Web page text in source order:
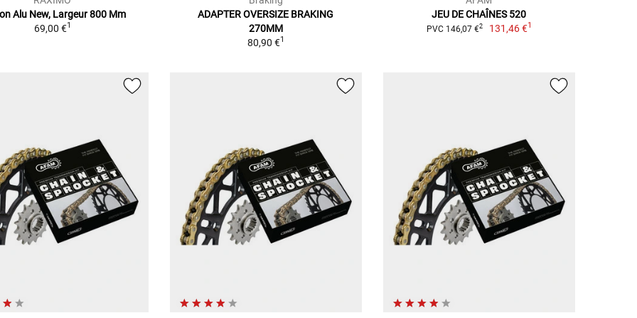
Alu New, Largeur 800 Mm
69,00 €1
ADAPTER OVERSIZE BRAKING
270MM
80,90 €1
JEU DE CHAÎNES 520
PVC 146,07 €2 131,46 €1